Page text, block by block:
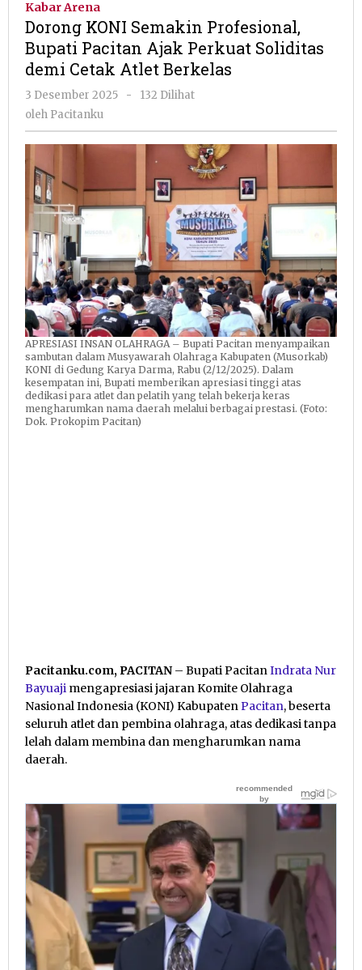
Bupati
Pacitan
Ajak
Cetak
Atlet
Berkelas
Kabar Arena
Dorong KONI Semakin Profesional,
Bupati Pacitan Ajak Perkuat Soliditas
demi Cetak Atlet Berkelas
3 Desember 2025
oleh
-
132 Dilihat
oleh Pacitanku
APRESIASI INSAN OLAHRAGA – Bupati Pacitan menyampaikan
sambutan dalam Musyawarah Olahraga Kabupaten (Musorkab)
KONI di Gedung Karya Darma, Rabu (2/12/2025). Dalam
kesempatan ini, Bupati memberikan apresiasi tinggi atas
dedikasi para atlet dan pelatih yang telah bekerja keras
mengharumkan nama daerah melalui berbagai prestasi. (Foto:
Dok. Prokopim Pacitan)
Pacitanku.com, PACITAN – Bupati PacitanIndrata Nur
Bayuaji mengapresiasi jajaran Komite Olahraga
Nasional Indonesia (KONI) KabupatenPacitan, beserta
seluruh atlet dan pembina olahraga, atas dedikasi tanpa
lelah dalam membina dan mengharumkan nama
daerah.